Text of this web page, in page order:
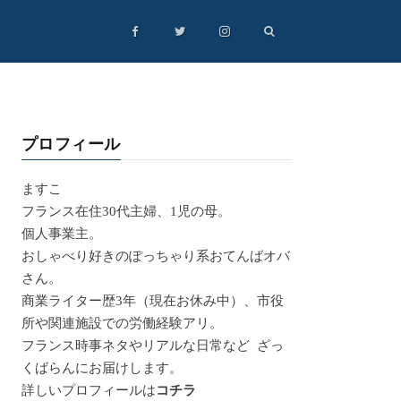
プロフィール
ますこ
フランス在住30代主婦、1児の母。
個人事業主。
おしゃべり好きのぽっちゃり系おてんばオバ
さん。
商業ライター歴3年（現在お休み中）、市役
所や関連施設での労働経験アリ。
フランス時事ネタやリアルな日常など ざっ
くばらんにお届けします。
詳しいプロフィールはコチラ